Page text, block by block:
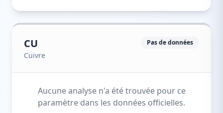
CU
Cuivre
Pas de données
Aucune analyse n'a été trouvée pour ce
paramètre dans les données officielles.